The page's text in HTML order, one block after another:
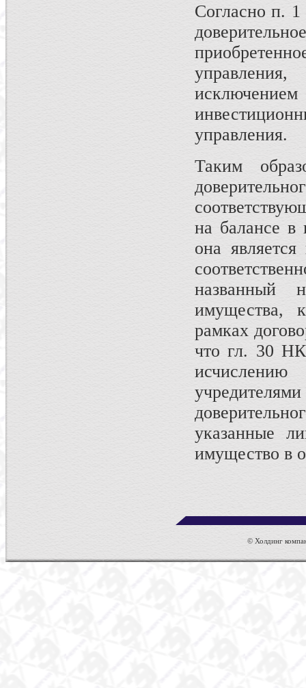
Согласно п.
управления.
Таким
на балансе в
она
названный
имущества,
рамках
что гл. 30 НК
указанные
имущество в
© Холдинг